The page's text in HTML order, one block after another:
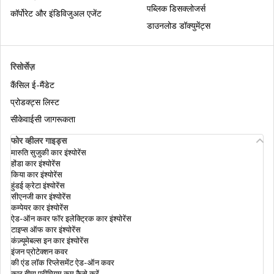
पश्चिम बंगाल में मतदाता पहचान पत्र के लिए आवेदन
असम में नाम से वोटर आईडी कैसे खोजें
रिसोर्सेज़
कैंसिल ई-मैंडेट
प्रोडक्ट्स लिस्ट
सीकेवाईसी जागरूकता
कॉर्पोरेट और इंडिविजुअल एजेंट
पब्लिक डिसक्लोजर्स
डाउनलोड डॉक्युमेंट्स
फोर व्हीलर गाइड्स
मारुति सुजुकी कार इंश्योरेंस
होंडा कार इंश्योरेंस
किया कार इंश्योरेंस
हुंडई क्रेटा इंश्योरेंस
सीएनजी कार इंश्योरेंस
कम्पेयर कार इंश्योरेंस
ऐड-ऑन कवर फॉर इलेक्ट्रिक कार इंश्योरेंस
टाइप्स ऑफ कार इंश्योरेंस
कंज़्यूमेबल्स इन कार इंश्योरेंस
इंजन प्रोटेक्शन कवर
की एंड लॉक रिप्लेसमेंट ऐड-ऑन कवर